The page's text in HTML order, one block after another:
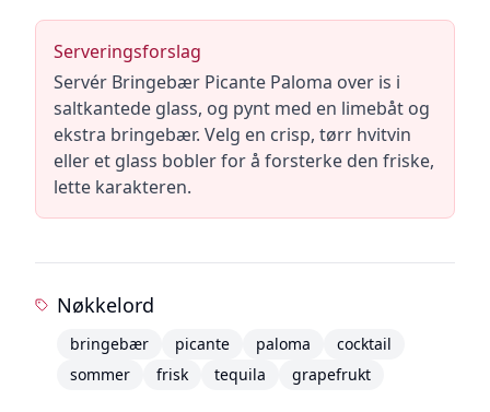
Serveringsforslag
Servér Bringebær Picante Paloma over is i
saltkantede glass, og pynt med en limebåt og
ekstra bringebær. Velg en crisp, tørr hvitvin
eller et glass bobler for å forsterke den friske,
lette karakteren.
Nøkkelord
bringebær picante paloma
cocktail
sommer
frisk tequila grapefrukt